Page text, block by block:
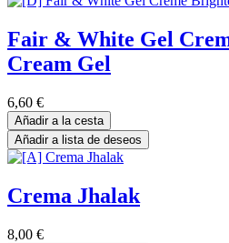
Fair & White Gel
Cream Gel
6,60 €
Añadir a la cesta
Añadir a lista de deseos
Crema Jhalak
8,00 €